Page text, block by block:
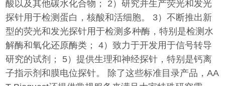
酸以及其他碳水化合物； 2）研究并生产荧光和发光
探针用于检测蛋白，核酸和活细胞。 3）不断推出新
型的荧光和发光探针用于检测多种酶，特别是检测水
解酶和氧化还原酶类； 4）致力于开发用于信号转导
研究的试剂； 5）提供生理和神经探针，特别是钙离
子指示剂和膜电位探针。 除了这些标准目录产品，AA